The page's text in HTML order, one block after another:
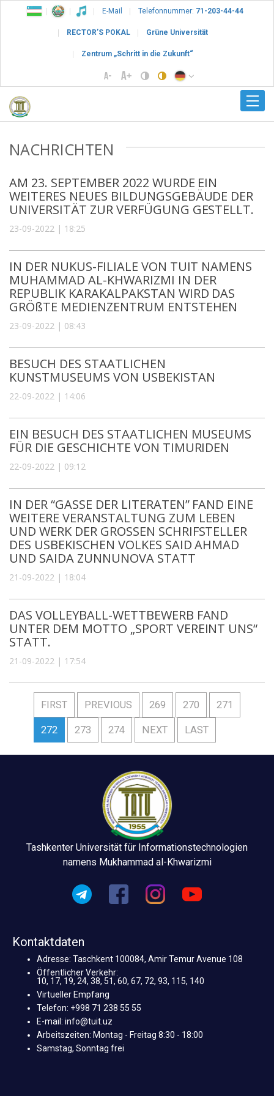
E-Mail Telefonnummer: 71-203-44-44
RECTOR’S POKAL Grüne Universität
Zentrum „Schritt in die Zukunft“
NACHRICHTEN
AM 23. SEPTEMBER 2022 WURDE EIN
WEITERES NEUES BILDUNGSGEBÄUDE DER
UNIVERSITÄT ZUR VERFÜGUNG GESTELLT.
23-09-2022 | 18:25
IN DER NUKUS-FILIALE VON TUIT NAMENS
MUHAMMAD AL-KHWARIZMI IN DER
REPUBLIK KARAKALPAKSTAN WIRD DAS
GRÖßTE MEDIENZENTRUM ENTSTEHEN
23-09-2022 | 08:43
BESUCH DES STAATLICHEN
KUNSTMUSEUMS VON USBEKISTAN
22-09-2022 | 14:06
EIN BESUCH DES STAATLICHEN MUSEUMS
FÜR DIE GESCHICHTE VON TIMURIDEN
22-09-2022 | 09:12
IN DER “GASSE DER LITERATEN” FAND EINE
WEITERE VERANSTALTUNG ZUM LEBEN
UND WERK DER GROSSEN SCHRIFSTELLER
DES USBEKISCHEN VOLKES SAID AHMAD
UND SAIDA ZUNNUNOVA STATT
21-09-2022 | 18:04
DAS VOLLEYBALL-WETTBEWERB FAND
UNTER DEM MOTTO „SPORT VEREINT UNS“
STATT.
21-09-2022 | 17:54
FIRST PREVIOUS 269 270 271
272 273 274 NEXT LAST
Tashkenter Universität für Informationstechnologien
namens Mukhammad al-Khwarizmi
Kontaktdaten
Adresse: Taschkent 100084, Amir Temur Avenue 108
Öffentlicher Verkehr:
10, 17, 19, 24, 38, 51, 60, 67, 72, 93, 115, 140
Virtueller Empfang
Telefon: +998 71 238 55 55
E-mail: info@tuit.uz
Arbeitszeiten: Montag - Freitag 8:30 - 18:00
Samstag, Sonntag frei